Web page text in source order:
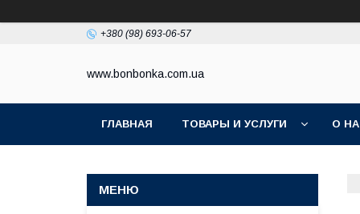
+380 (98) 693-06-57
www.bonbonka.com.ua
ГЛАВНАЯ ТОВАРЫ И УСЛУГИ О